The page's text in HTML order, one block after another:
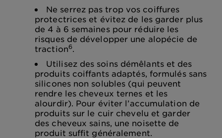
Ne serrez pas trop vos coiffures
protectrices et évitez de les garder plus
de 4 à 6 semaines pour réduire les
risques de développer une alopécie de
traction6.
Utilisez des soins démêlants et des
produits coiffants adaptés, formulés sans
silicones non solubles (qui peuvent
rendre les cheveux ternes et les
alourdir). Pour éviter l’accumulation de
produits sur le cuir chevelu et garder
des cheveux sains, une noisette de
produit suffit généralement.